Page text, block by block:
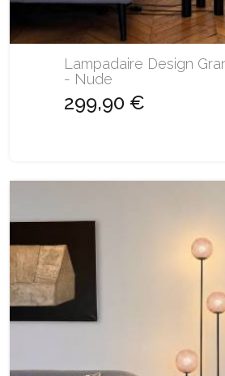
Lampadaire Design
- Nude
299,90 €